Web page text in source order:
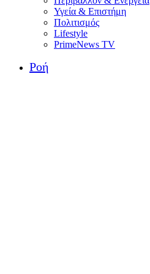
Υγεία & Επιστήμη
Πολιτισμός
Lifestyle
PrimeNews TV
Ροή